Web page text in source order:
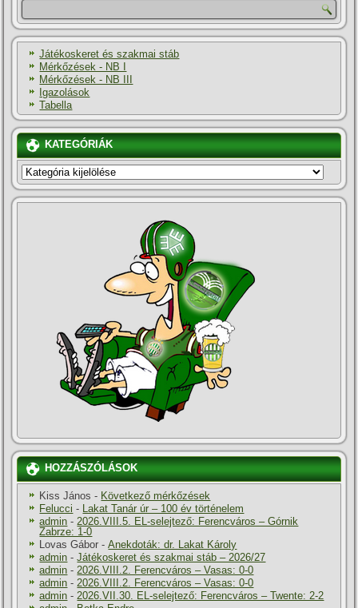
Játékoskeret és szakmai stáb
Mérkőzések - NB I
Mérkőzések - NB III
Igazolások
Tabella
KATEGÓRIÁK
KATEGÓRIÁK
HOZZÁSZÓLÁSOK
Kiss János - Következő mérkőzések
Felucci - Lakat Tanár úr – 100 év történelem
admin -2026.VIII.5. EL-selejtező: Ferencváros – Górnik
Zabrze: 1-0
Lovas Gábor -Anekdoták: dr. Lakat Károly
admin -Játékoskeret és szakmai stáb – 2026/27
admin -2026.VIII.2. Ferencváros – Vasas: 0-0
admin -2026.VIII.2. Ferencváros – Vasas: 0-0
admin -2026.VII.30. EL-selejtező: Ferencváros – Twente: 2-2